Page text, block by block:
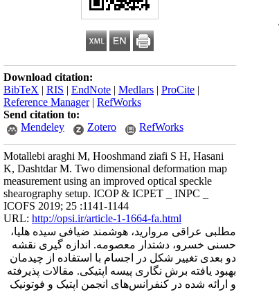
Download citation:
BibTeX | RIS | EndNote | Medlars | ProCite |
Reference Manager| RefWorks
Send citation to:
Mendeley
Zotero RefWorks
Motallebi araghi M, Hooshmand ziafi S H, Hasani
K, Dashtdar M. Two dimensional deformation map
measurement using an improved optical speckle
shearography setup. ICOP & ICPET _ INPC _
ICOFS 2019; 25 :1141-1144
URL: http://opsi.ir/article-1-1664-fa.html
مطلبی عراقی مروارید، هوشمند ضیافی سیده هلیا،
حسنی خسرو، دشتدار معصومه. اندازه گیری نقشه
دو بعدی تغییر شکل در اجسام با استفاده از چیدمان
بهبود یافته برش نگاری پیسه اپتیکی. مقالات پذیرفته
و ارائه شده در کنفرانس‌های انجمن اپتیک و فوتونیک